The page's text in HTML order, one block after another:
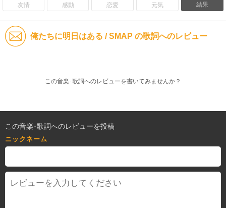
友情 感動 恋愛 元気 結果
俺たちに明日はある / SMAP の歌詞へのレビュー
この音楽･歌詞へのレビューを書いてみませんか？
この音楽･歌詞へのレビューを投稿
ニックネーム